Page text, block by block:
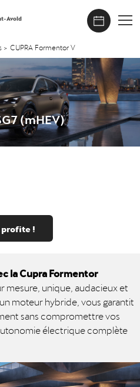
Avold
> CUPRA Formentor V
(mHEV)
!
la Cupra Formentor
mesure, unique, audacieux et
moteur hybride, vous garantit
sans compromettre vos
électrique complète